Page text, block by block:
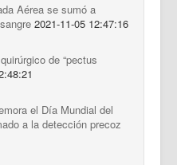
Aérea se sumó a
2021-11-05 12:47:16
de “pectus
el Día Mundial del
a la detección precoz